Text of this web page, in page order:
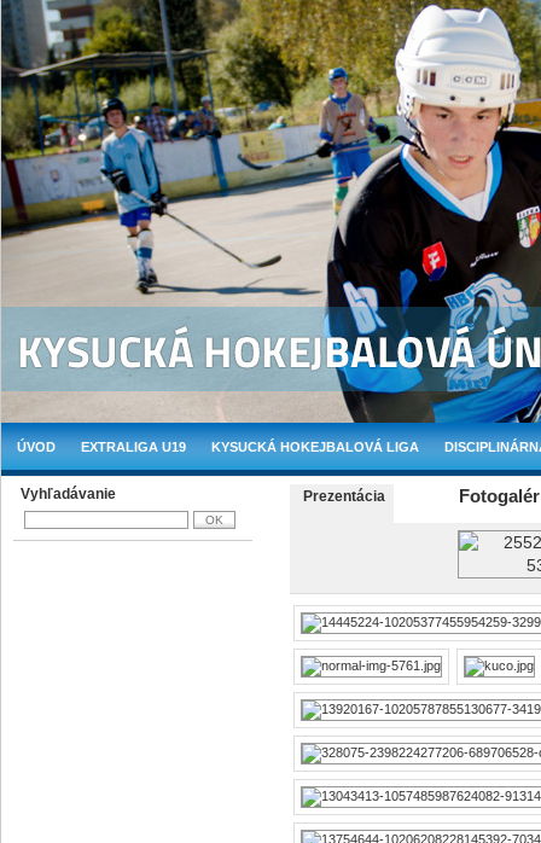
ÚVOD EXTRALIGA U19 KYSUCKÁ HOKEJBALOVÁ LIGA
Vyhľadávanie Prezentácia